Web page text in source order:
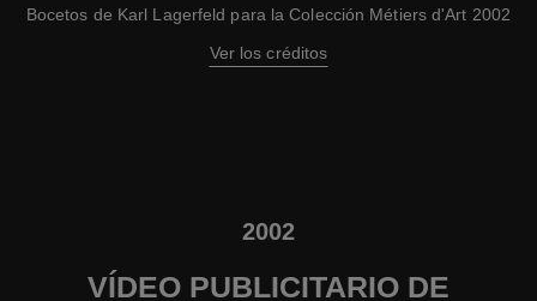
Bocetos de Karl Lagerfeld para la Colección Métiers d'Art 2002
Ver los créditos
2002
VÍDEO PUBLICITARIO DE